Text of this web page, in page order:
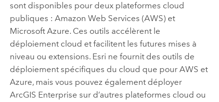
sont disponibles pour deux plateformes cloud
publiques : Amazon Web Services (AWS)et
Microsoft Azure. Ces outils accélèrent le
déploiement cloud et facilitent les futures mises à
niveau ou extensions. Esri ne fournit des outils de
déploiement spécifiques du cloud que pour AWS et
Azure, mais vous pouvez également déployer
ArcGIS Enterprise sur d’autres plateformes cloud ou